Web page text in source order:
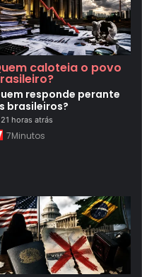
caloteia o povo
responde perante
brasileiros?
21 horas atrás
7Minutos